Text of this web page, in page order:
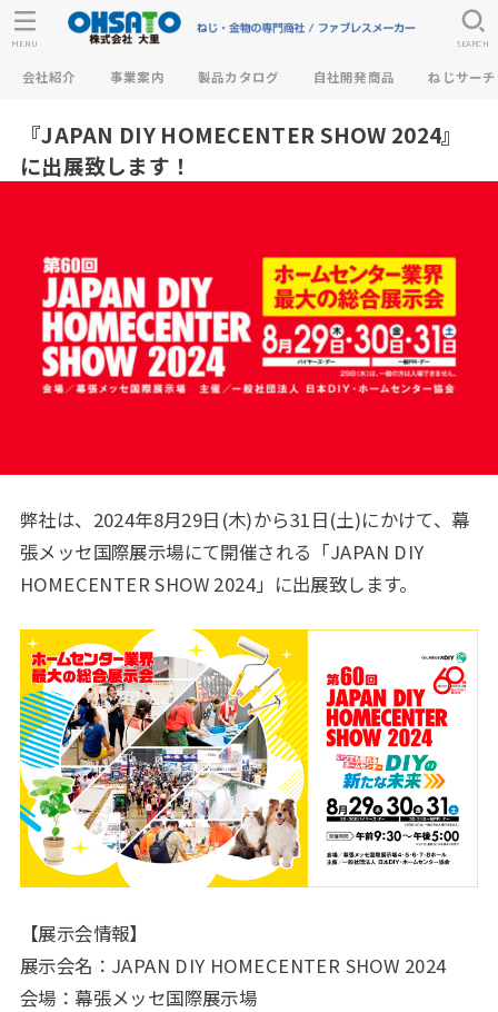
会社紹介 事業案内 製品カタログ 自社開発商品 ねじサーチ
SEARCH
MENU
『JAPAN DIY HOMECENTER SHOW 2024』
に出展致します！
弊社は、2024年8月29日(木)から31日(土)にかけて、幕
張メッセ国際展示場にて開催される「JAPAN DIY
HOMECENTER SHOW 2024」に出展致します。
【展示会情報】
展示会名：JAPAN DIY HOMECENTER SHOW 2024
会場：幕張メッセ国際展示場